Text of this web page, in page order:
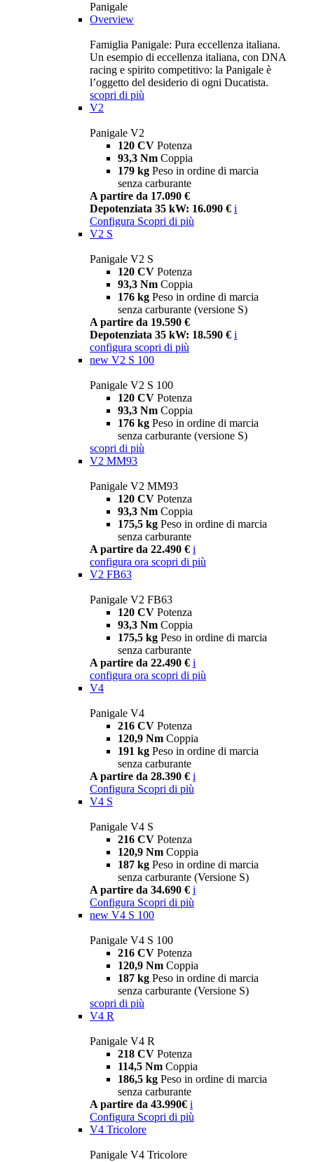
Panigale
Overview
Famiglia Panigale: Pura eccellenza italiana.
Un esempio di eccellenza italiana, con DNA
racing e spirito competitivo: la Panigale è
l’oggetto del desiderio di ogni Ducatista.
scopri di più
V2
Panigale V2
120 CV Potenza
93,3 Nm Coppia
179 kg Peso in ordine di marcia
senza carburante
A partire da 17.090 €
Depotenziata 35 kW: 16.090 € i
Configura Scopri di più
V2 S
Panigale V2 S
120 CV Potenza
93,3 Nm Coppia
176 kg Peso in ordine di marcia
senza carburante (versione S)
A partire da 19.590 €
Depotenziata 35 kW: 18.590 € i
configura scopri di più
new V2 S 100
Panigale V2 S 100
120 CV Potenza
93,3 Nm Coppia
176 kg Peso in ordine di marcia
senza carburante (versione S)
scopri di più
V2 MM93
Panigale V2 MM93
120 CV Potenza
93,3 Nm Coppia
175,5 kg Peso in ordine di marcia
senza carburante
A partire da 22.490 € i
configura ora scopri di più
V2 FB63
Panigale V2 FB63
120 CV Potenza
93,3 Nm Coppia
175,5 kg Peso in ordine di marcia
senza carburante
A partire da 22.490 € i
configura ora scopri di più
V4
Panigale V4
216 CV Potenza
120,9 Nm Coppia
191 kg Peso in ordine di marcia
senza carburante
A partire da 28.390 € i
Configura Scopri di più
V4 S
Panigale V4 S
216 CV Potenza
120,9 Nm Coppia
187 kg Peso in ordine di marcia
senza carburante (Versione S)
A partire da 34.690 € i
Configura Scopri di più
new V4 S 100
Panigale V4 S 100
216 CV Potenza
120,9 Nm Coppia
187 kg Peso in ordine di marcia
senza carburante (Versione S)
scopri di più
V4 R
Panigale V4 R
218 CV Potenza
114,5 Nm Coppia
186,5 kg Peso in ordine di marcia
senza carburante
A partire da 43.990€ i
Configura Scopri di più
V4 Tricolore
Panigale V4 Tricolore